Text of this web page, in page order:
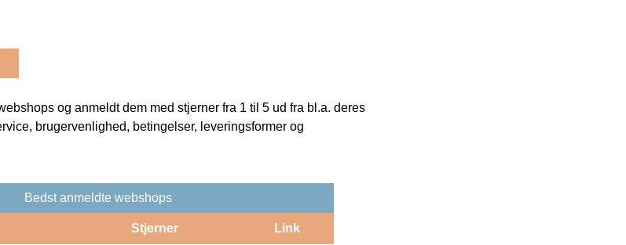
og anmeldt dem med stjerner fra 1 til 5 ud fra bl.a. deres
brugervenlighed, betingelser, leveringsformer og
Bedst anmeldte webshops
Stjerner Link